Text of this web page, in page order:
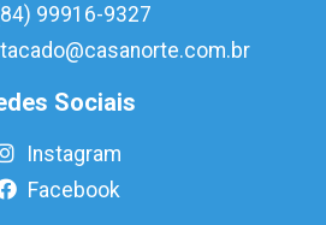
99916-9327
Sociais
Instagram
Facebook